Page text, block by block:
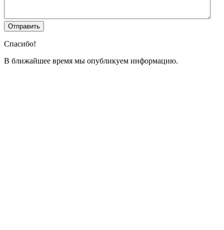
Спасибо!
В ближайшее время мы опубликуем информацию.